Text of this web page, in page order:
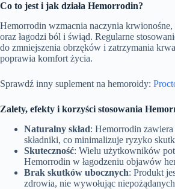
Co to jest i jak działa Hemorrodin?
Hemorrodin wzmacnia naczynia krwionośne,
oraz łagodzi ból i świąd. Regularne
do zmniejszenia obrzęków i zatrzymania
poprawia komfort życia.
Sprawdź inny suplement na hemoroidy:
Zalety, efekty i korzyści stosowania
Naturalny skład: Hemorrodin zawiera
składniki, co minimalizuje ryzyko
Skuteczność: Wielu użytkowników
Hemorrodin w łagodzeniu objawów
Brak skutków ubocznych: Produkt
zdrowia, nie wywołując